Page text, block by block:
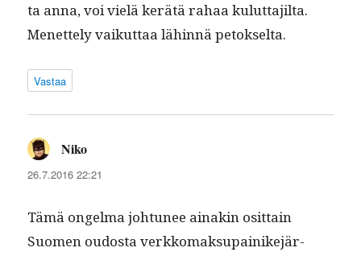
ta anna, voi vielä kerätä rahaa kulut­ta­jil­ta.
Menet­te­ly vaikut­taa lähin­nä petokselta.
Vastaa
Niko
26.7.2016 22:21
Tämä ongel­ma johtunee ainakin osit­tain
Suomen oudos­ta verkko­mak­su­painike­jär­